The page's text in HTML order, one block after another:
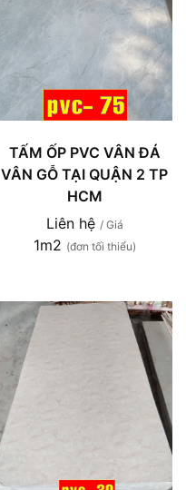
TẤM ỐP PVC VÂN ĐÁ
VÂN GỖ TẠI QUẬN 2 TP
HCM
Liên hệ / Giá
1m2 (đơn tối thiểu)